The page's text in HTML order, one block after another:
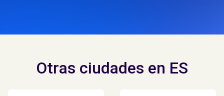
Otras ciudades en ES